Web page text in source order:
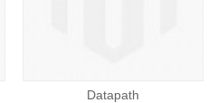
Datapath